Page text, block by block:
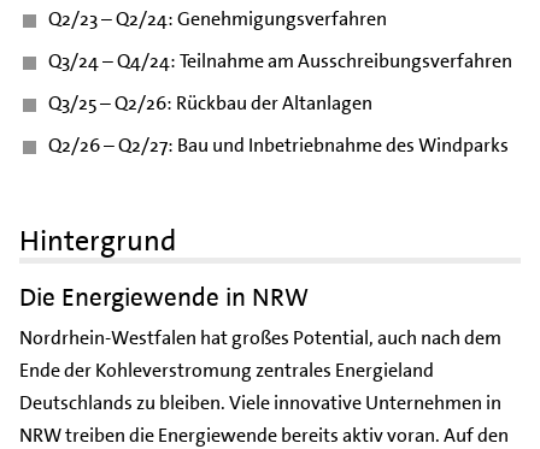
Q2/23 – Q2/24: Genehmigungsverfahren
Q3/24 – Q4/24: Teilnahme am Ausschreibungsverfahren
Q3/25 – Q2/26: Rückbau der Altanlagen
Q2/26 – Q2/27: Bau und Inbetriebnahme des Windparks
Hintergrund
Die Energiewende in NRW
Nordrhein-Westfalen hat großes Potential, auch nach dem
Ende der Kohleverstromung zentrales Energieland
Deutschlands zu bleiben. Viele innovative Unternehmen in
NRW treiben die Energiewende bereits aktiv voran. Auf den